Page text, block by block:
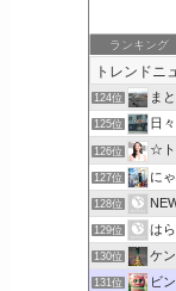
ランキング
124位 ま
125位 日
126位 ☆ト
127位 に
128位
129位 は
130位 ケ
131位 ビ